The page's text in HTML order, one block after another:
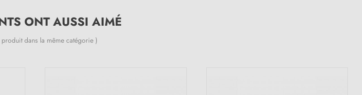
ONT AUSSI AIMÉ
produit dans la même catégorie )